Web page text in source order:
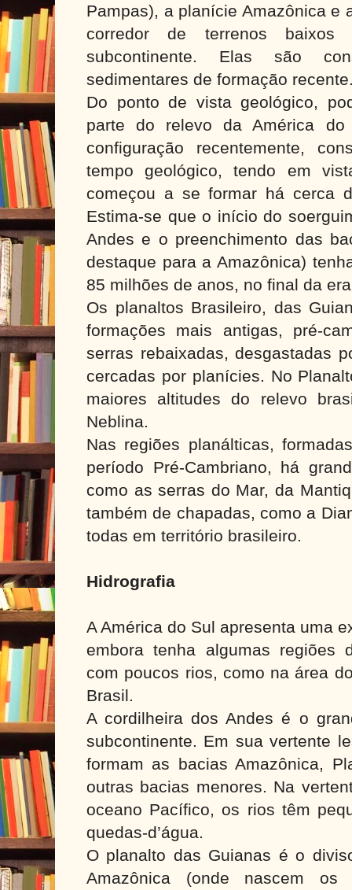
Pampas), a planície Amazônica e
corredor de terrenos
subcontinente. Elas são
sedimentares de formação
Do ponto de vista geológico,
parte do relevo da América do
configuração recentemente,
tempo geológico, tendo em
começou a se formar há cerca
Estima-se que o início do
Andes e o preenchimento das
destaque para a Amazônica)
85 milhões de anos, no final da
Os planaltos Brasileiro, das
formações mais antigas, pré-
serras rebaixadas, desgastadas
cercadas por planícies. No
maiores altitudes do relevo
Neblina.
Nas regiões planálticas,
período Pré-Cambriano, há
como as serras do Mar, da
também de chapadas, como a
todas em território brasileiro.
Hidrografia
A América do Sul apresenta uma
embora tenha algumas regiões
com poucos rios, como na área
Brasil.
A cordilheira dos Andes é o
subcontinente. Em sua vertente
formam as bacias Amazônica,
outras bacias menores. Na
oceano Pacífico, os rios têm
quedas-d’água.
O planalto das Guianas é o
Amazônica (onde nascem os